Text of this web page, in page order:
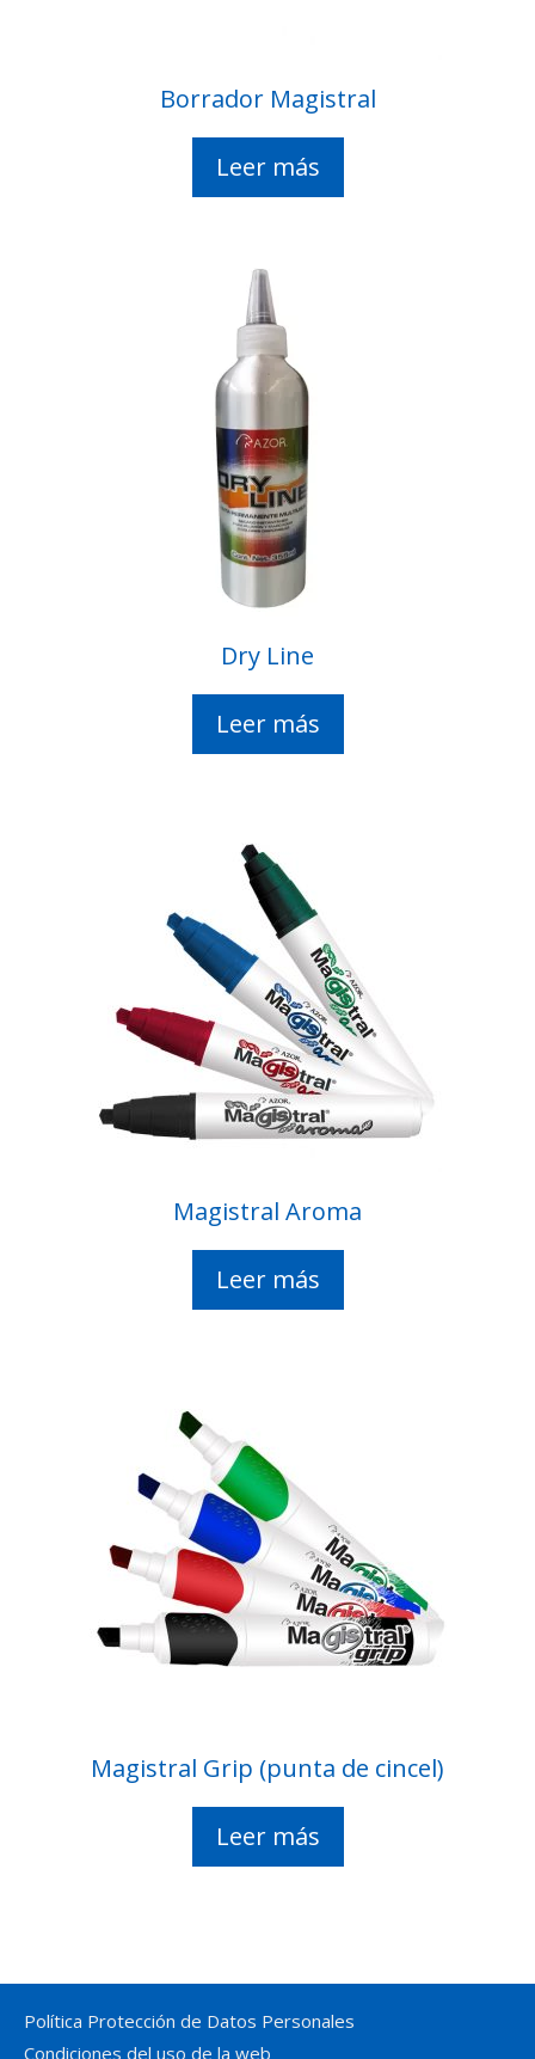
Borrador Magistral
Leer más
Dry Line
Leer más
Magistral Aroma
Leer más
Magistral Grip (punta de cincel)
Leer más
Política Protección de Datos Personales
Condiciones del uso de la web